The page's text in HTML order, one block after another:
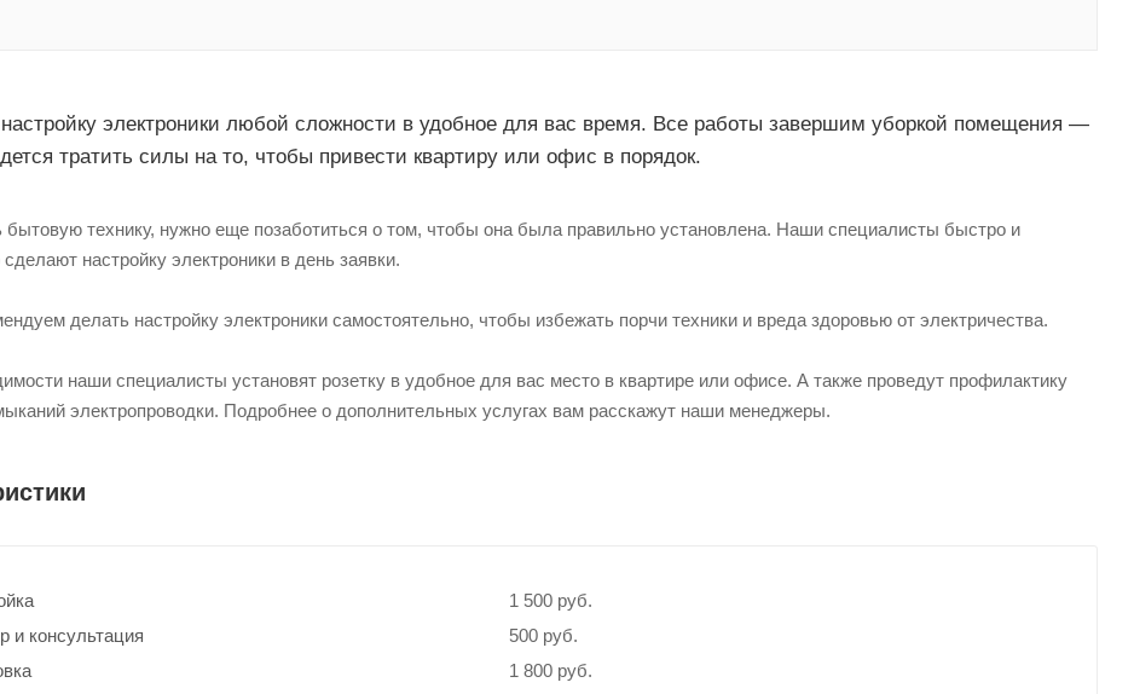
электроники любой сложности в удобное для вас время. Все работы завершим уборкой помещения —
тратить силы на то, чтобы привести квартиру или офис в порядок.
бытовую технику, нужно еще позаботиться о том, чтобы она была правильно установлена. Наши специалисты быстро и
сделают настройку электроники в день заявки.
делать настройку электроники самостоятельно, чтобы избежать порчи техники и вреда здоровью от электричества.
наши специалисты установят розетку в удобное для вас место в квартире или офисе. А также проведут профилактику
электропроводки. Подробнее о дополнительных услугах вам расскажут наши менеджеры.
1 500 руб.
и консультация
500 руб.
1 800 руб.